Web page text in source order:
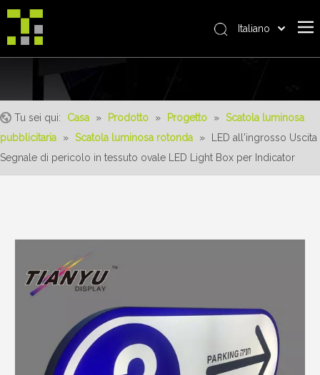
Riguardo a noi
Prodotto
Servizio
Italiano
Tu sei qui: Casa » Prodotto » Progetto » Scatola luminosa
pubblicitaria
» Scatola luminosa rotonda »
LED all'ingrosso Uscita
Segnale di pericolo in tessuto ovale LED Light Box per Indicator